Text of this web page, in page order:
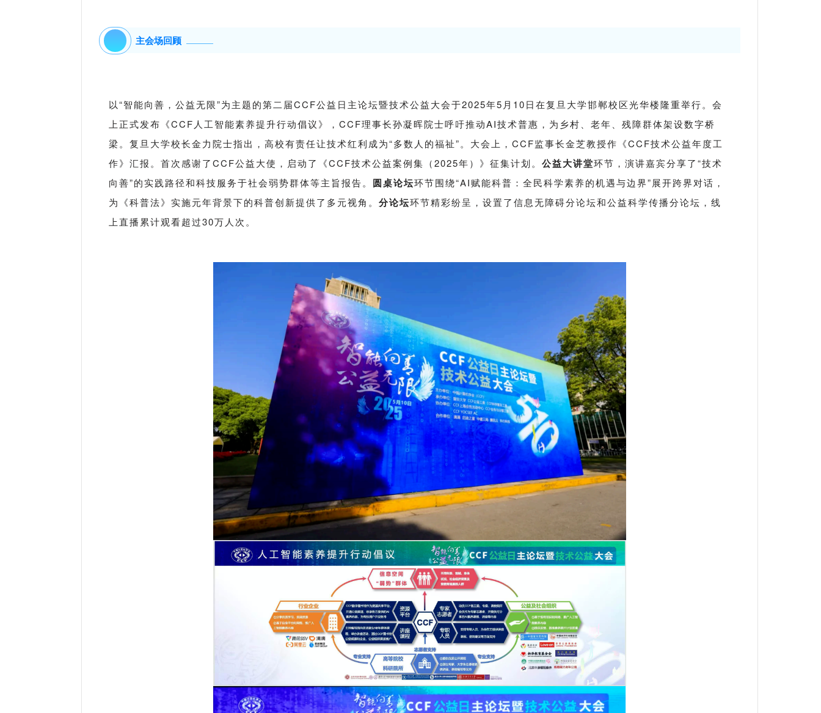
主会场回顾
以“智能向善，公益无限”为主题的第二届CCF公益日主论坛暨技术公益大会于2025年5月10日在复旦大学邯郸校区光华楼隆重举行。会
上正式发布《CCF人工智能素养提升行动倡议》，CCF理事长孙凝晖院士呼吁推动AI技术普惠，为乡村、老年、残障群体架设数字桥
梁。复旦大学校长金力院士指出，高校有责任让技术红利成为“多数人的福祉”。大会上，CCF监事长金芝教授作《CCF技术公益年度工
作》汇报。首次感谢了CCF公益大使，启动了《CCF技术公益案例集（2025年）》征集计划。 公益大讲堂环节，演讲嘉宾分享了“技术
向善”的实践路径和科技服务于社会弱势群体等主旨报告。 圆桌论坛环节围绕“AI赋能科普：全民科学素养的机遇与边界”展开跨界对话，
为《科普法》实施元年背景下的科普创新提供了多元视角。 分论坛环节精彩纷呈，设置了信息无障碍分论坛和公益科学传播分论坛，线
上直播累计观看超过30万人次。